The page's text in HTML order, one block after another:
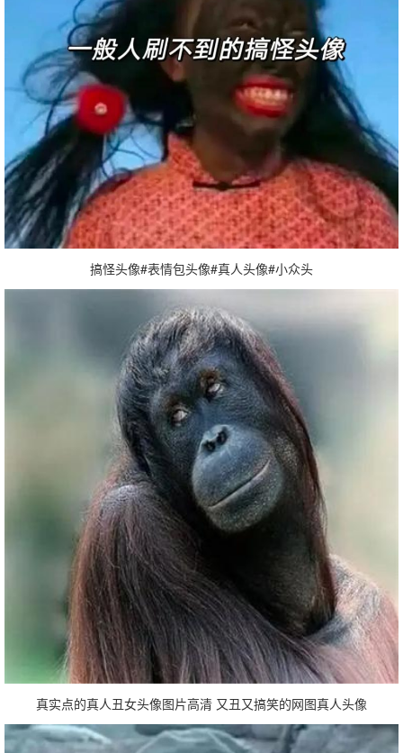
搞怪头像#表情包头像#真人头像#小众头
真实点的真人丑女头像图片高清 又丑又搞笑的网图真人头像